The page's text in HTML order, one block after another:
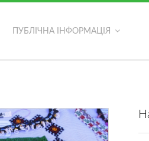
Обрати мову
Написати
ПУБЛІЧНА ІНФОРМАЦІЯ